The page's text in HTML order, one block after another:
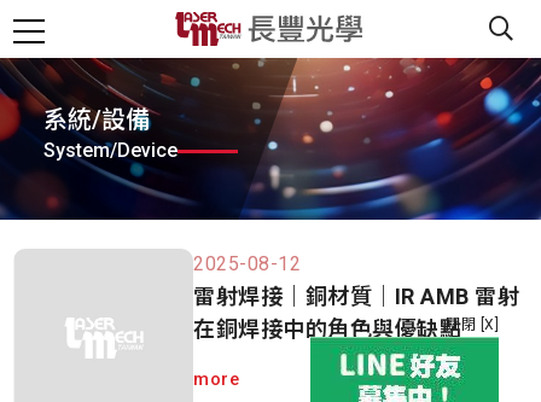
系統/設備
System/Device
2025-08-12
雷射焊接｜銅材質｜IR AMB 雷射
在銅焊接中的角色與優缺點
more
關閉 [X]